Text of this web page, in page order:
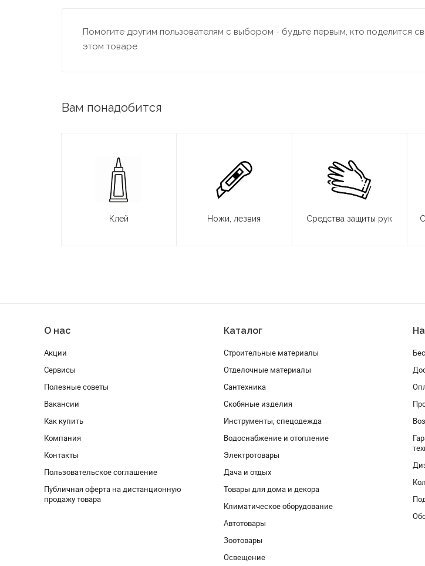
Помогите другим пользователям с выбором - будьте первым, кто поделится
этом товаре
Вам понадобится
Клей Ножи, лезвия Средства защиты рук
О нас
Акции
Сервисы
Полезные советы
Вакансии
Как купить
Компания
Контакты
Пользовательское соглашение
Публичная оферта на дистанционную
продажу товара
Каталог
Строительные материалы
Отделочные материалы
Сантехника
Скобяные изделия
Инструменты, спецодежда
Водоснабжение и отопление
Электротовары
Дача и отдых
Товары для дома и декора
Климатическое оборудование
Автотовары
Зоотовары
Освещение